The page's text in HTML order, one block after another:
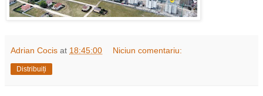
Adrian Cocis at 18:45:00 Niciun comentariu:
Distribuiți